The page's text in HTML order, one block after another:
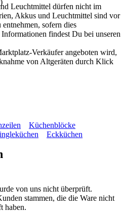
Leuchtmittel dürfen nicht im
Akkus und Leuchtmittel sind vor
sofern dies
findest Du bei unseren
Verkäufer angeboten wird,
von Altgeräten durch Klick
Küchenblöcke
Eckküchen
von uns nicht überprüft.
stammen, die die Ware nicht
haben.